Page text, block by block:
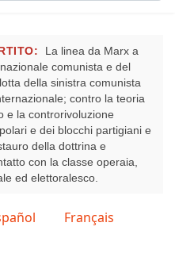
La linea da Marx a
comunista e del
della sinistra comunista
contro la teoria
e la controrivoluzione
e dei blocchi partigiani e
della dottrina e
con la classe operaia,
ed elettoralesco.
Français